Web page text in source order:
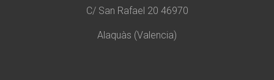
C/ San Rafael 20 46970
Alaquàs (Valencia)